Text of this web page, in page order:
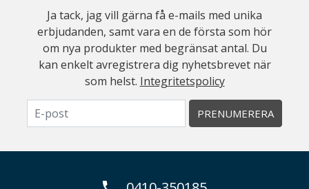
Ja tack, jag vill gärna få e-mails med unika
erbjudanden, samt vara en de första som hör
om nya produkter med begränsat antal. Du
kan enkelt avregistrera dig nyhetsbrevet när
som helst. Integritetspolicy
PRENUMERERA